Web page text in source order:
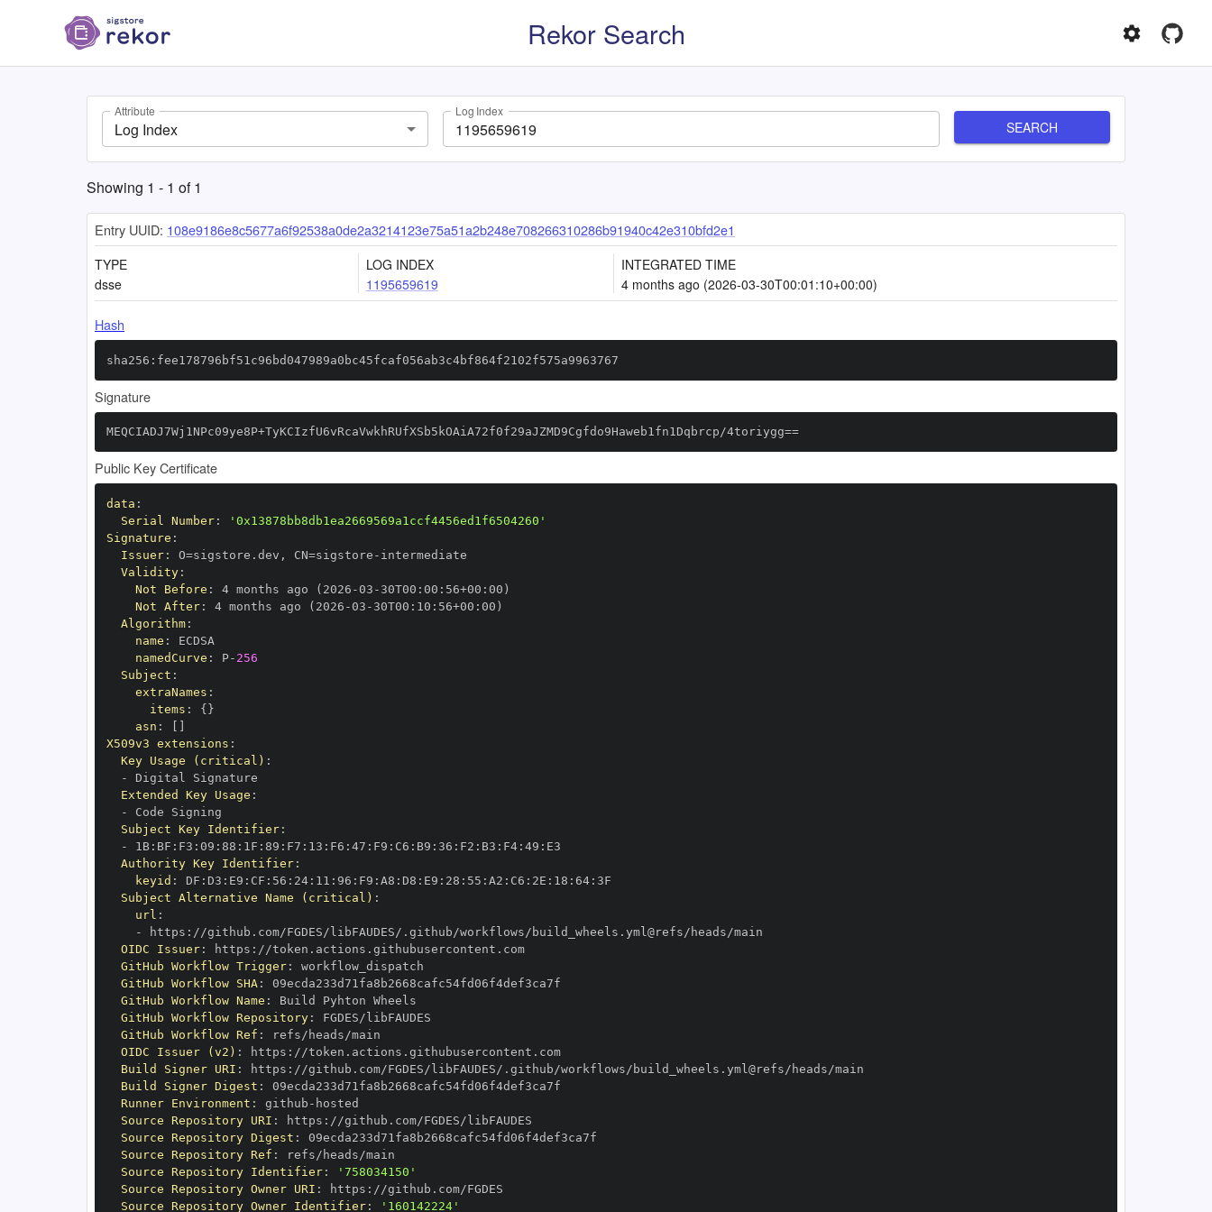
Rekor Search
Attribute
Log Index
Log Index
SEARCH
Showing 1 - 1 of1
Entry UUID: 108e9186e8c5677a6f92538a0de2a3214123e75a51a2b248e708266310286b91940c42e310bfd2e1
TYPE
dsse
LOG INDEX
1195659619
INTEGRATED TIME
4 months ago (2026-03-30T00:01:10+00:00)
Hash
sha256:fee178796bf51c96bd047989a0bc45fcaf056ab3c4bf864f2102f575a9963767
Signature
MEQCIADJ7Wj1NPc09ye8P+TyKCIzfU6vRcaVwkhRUfXSb5kOAiA72f0f29aJZMD9Cgfdo9Haweb1fn1Dqbrcp/4toriygg==
Public Key Certificate
data :
Serial Number:
'0x13878bb8db1ea2669569a1ccf4456ed1f6504260'
Signature :
Issuer: O=sigstore.dev , CN=sigstore -
Validity:
Not Before : 4 months ago (2026 -03 - 30T00 : 00 : 56+00 :
Not After: 4 months ago (2026 -03 - 30T00 : 10 : 56+00 :
Algorithm:
name :
namedCurve : P- 256
Subject :
extraNames :
items : { }
asn :
X509v3 extensions :
Key Usage (critical) :
-
Extended Key Usage :
-
Subject Key Identifier:
-
1B: BF : F3 : 09 : 88 : 1F : 89 : F7 : 13 : F6 : 47 : F9 : C6 : B9 : 36 : F2 : B3 : F4: 49 :
Authority Key Identifier:
keyid : DF : D3 : E9 : CF : 56 : 24: 11 : 96 : F9 : A8 : D8 : E9 : 28 : 55 : A2 : C6 : 2E : 18 : 64:
Subject Alternative Name (critical) :
url :
-
https :
OIDC Issuer: https :
//token.actions.githubusercontent.com
GitHub Workflow Trigger:
GitHub Workflow SHA:
GitHub Workflow Name :
GitHub Workflow Repository:
GitHub Workflow Ref :
OIDC Issuer (v2) : https :
//token.actions.githubusercontent.com
Build Signer URI : https :
Build Signer Digest :
Runner Environment : github -
Source Repository URI : https :
Source Repository Digest :
Source Repository Ref :
Source Repository Identifier:
'758034150'
Source Repository Owner URI : https :
Source Repository Owner Identifier: '160142224'